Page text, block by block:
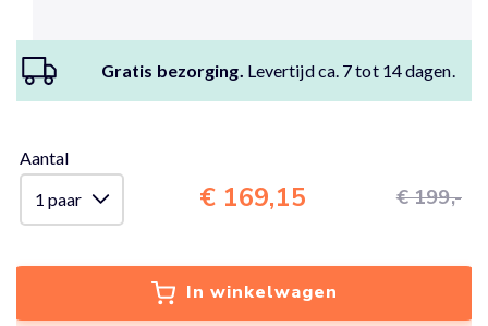
Gratis bezorging. Levertijd ca. 7 tot 14 dagen.
Aantal
€ 199,-
€ 169,15
In winkelwagen